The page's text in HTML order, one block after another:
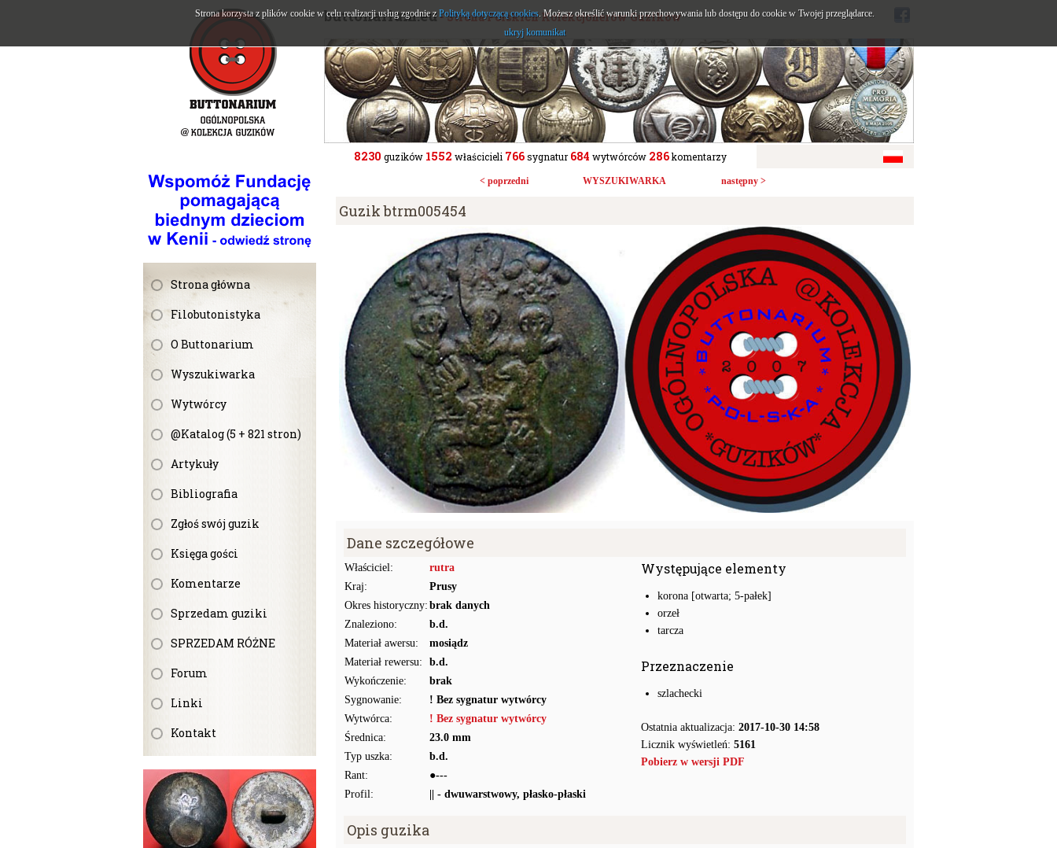
Strona główna
Filobutonistyka
O Buttonarium
Wyszukiwarka
Wytwórcy
@Katalog (5 + 821 stron)
Artykuły
Bibliografia
Zgłoś swój guzik
Księga gości
Komentarze
Sprzedam guziki
SPRZEDAM RÓŻNE
Forum
Linki
Kontakt
buttonarium.eu- Strona Polskich Kolekcjonerów Guzików
8230 guzików 1552 właścicieli 766sygnatur684 wytwórców 286komentarzy
< poprzedni WYSZUKIWARKA następny >
Guzik btrm005454
Dane szczegółowe
Właściciel:
rutra
Kraj:
Prusy
Okres historyczny: brak danych
Znaleziono:
b.d.
Materiał awersu:
mosiądz
Materiał rewersu:
b.d.
Wykończenie:
brak
Sygnowanie:
! Bez sygnatur wytwórcy
Wytwórca:
! Bez sygnatur wytwórcy
Średnica:
23.0 mm
Typ uszka:
b.d.
Rant:
●---
Profil:
|| - dwuwarstwowy, płasko-płaski
Występujące elementy
korona [otwarta; 5-pałek]
orzeł
tarcza
Przeznaczenie
szlachecki
Ostatnia aktualizacja: 2017-10-30 14:58
Licznik wyświetleń: 5161
Pobierz w wersji PDF
Opis guzika
Strona korzysta z plików cookie w celu realizacji usług zgodnie z Polityką dotyczącą cookies. Możesz określić warunki przechowywania lub dostępu do cookie w Twojej przeglądarce.
ukryj komunikat